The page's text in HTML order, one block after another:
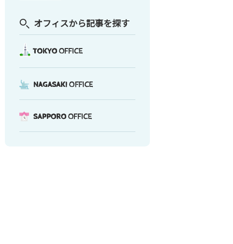
オフィスから記事を探す